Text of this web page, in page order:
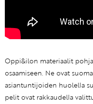
Oppi&ilon materiaalit
osaamiseen. Ne ovat
asiantuntijoiden huolella
pelit ovat rakkaudella